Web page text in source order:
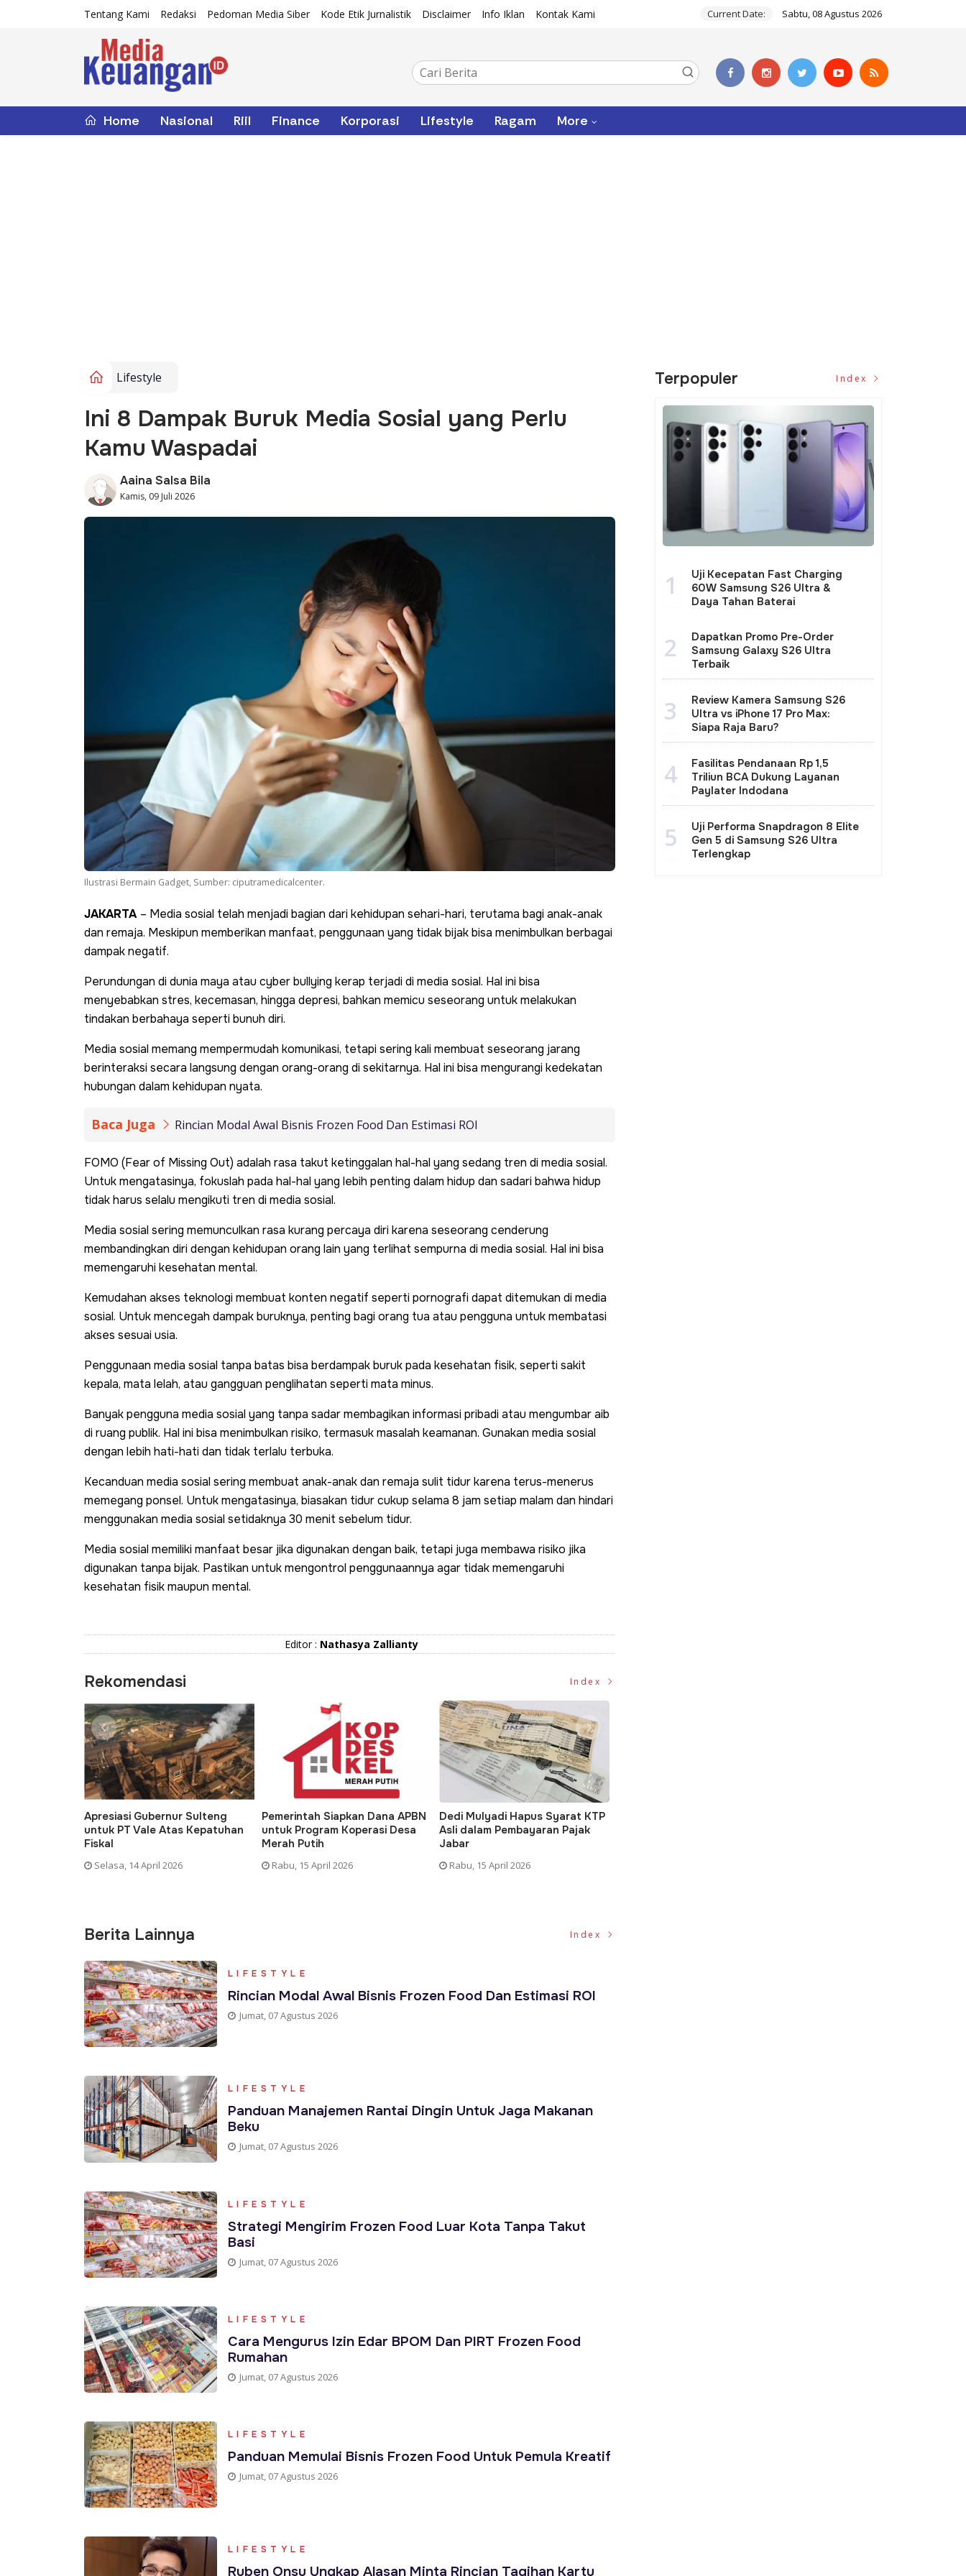
Tentang Kami Redaksi Pedoman Media Siber Kode Etik Jurnalistik Disclaimer Info Iklan Kontak Kami Current Date: Sabtu, 08 Agustus 2026
Home Nasional Riil Finance Korporasi Lifestyle Ragam More
Lifestyle
Ini 8 Dampak Buruk Media Sosial yang Perlu
Kamu Waspadai
Aaina Salsa Bila
Kamis, 09 Juli 2026
Ilustrasi Bermain Gadget, Sumber: ciputramedicalcenter.
JAKARTA – Media sosial telah menjadi bagian dari kehidupan sehari-hari, terutama bagi anak-anak
dan remaja. Meskipun memberikan manfaat, penggunaan yang tidak bijak bisa menimbulkan berbagai
dampak negatif.
Perundungan di dunia maya atau cyber bullying kerap terjadi di media sosial. Hal ini bisa
menyebabkan stres, kecemasan, hingga depresi, bahkan memicu seseorang untuk melakukan
tindakan berbahaya seperti bunuh diri.
Media sosial memang mempermudah komunikasi, tetapi sering kali membuat seseorang jarang
berinteraksi secara langsung dengan orang-orang di sekitarnya. Hal ini bisa mengurangi kedekatan
hubungan dalam kehidupan nyata.
Baca Juga Rincian Modal Awal Bisnis Frozen Food Dan Estimasi ROI
FOMO (Fear of Missing Out) adalah rasa takut ketinggalan hal-hal yang sedang tren di media sosial.
Untuk mengatasinya, fokuslah pada hal-hal yang lebih penting dalam hidup dan sadari bahwa hidup
tidak harus selalu mengikuti tren di media sosial.
Media sosial sering memunculkan rasa kurang percaya diri karena seseorang cenderung
membandingkan diri dengan kehidupan orang lain yang terlihat sempurna di media sosial. Hal ini bisa
memengaruhi kesehatan mental.
Kemudahan akses teknologi membuat konten negatif seperti pornografi dapat ditemukan di media
sosial. Untuk mencegah dampak buruknya, penting bagi orang tua atau pengguna untuk membatasi
akses sesuai usia.
Penggunaan media sosial tanpa batas bisa berdampak buruk pada kesehatan fisik, seperti sakit
kepala, mata lelah, atau gangguan penglihatan seperti mata minus.
Banyak pengguna media sosial yang tanpa sadar membagikan informasi pribadi atau mengumbar aib
di ruang publik. Hal ini bisa menimbulkan risiko, termasuk masalah keamanan. Gunakan media sosial
dengan lebih hati-hati dan tidak terlalu terbuka.
Kecanduan media sosial sering membuat anak-anak dan remaja sulit tidur karena terus-menerus
memegang ponsel. Untuk mengatasinya, biasakan tidur cukup selama 8 jam setiap malam dan hindari
menggunakan media sosial setidaknya 30 menit sebelum tidur.
Media sosial memiliki manfaat besar jika digunakan dengan baik, tetapi juga membawa risiko jika
digunakan tanpa bijak. Pastikan untuk mengontrol penggunaannya agar tidak memengaruhi
kesehatan fisik maupun mental.
Editor : Nathasya Zallianty
Rekomendasi Index
Apresiasi Gubernur Sulteng
untuk PT Vale Atas Kepatuhan
Fiskal
Selasa, 14 April 2026
Pemerintah Siapkan Dana APBN
untuk Program Koperasi Desa
Merah Putih
Rabu, 15 April 2026
Dedi Mulyadi Hapus Syarat KTP
Asli dalam Pembayaran Pajak
Jabar
Rabu, 15 April 2026
Berita Lainnya Index
LIFESTYLE
Rincian Modal Awal Bisnis Frozen Food Dan Estimasi ROI
Jumat, 07 Agustus 2026
LIFESTYLE
Panduan Manajemen Rantai Dingin Untuk Jaga Makanan
Beku
Jumat, 07 Agustus 2026
LIFESTYLE
Strategi Mengirim Frozen Food Luar Kota Tanpa Takut
Basi
Jumat, 07 Agustus 2026
LIFESTYLE
Cara Mengurus Izin Edar BPOM Dan PIRT Frozen Food
Rumahan
Jumat, 07 Agustus 2026
LIFESTYLE
Panduan Memulai Bisnis Frozen Food Untuk Pemula Kreatif
Jumat, 07 Agustus 2026
LIFESTYLE
Ruben Onsu Ungkap Alasan Minta Rincian Tagihan Kartu
Terpopuler Index
1
Uji Kecepatan Fast Charging
60W Samsung S26 Ultra &
Daya Tahan Baterai
2
Dapatkan Promo Pre-Order
Samsung Galaxy S26 Ultra
Terbaik
3
Review Kamera Samsung S26
Ultra vs iPhone 17 Pro Max:
Siapa Raja Baru?
4
Fasilitas Pendanaan Rp 1,5
Triliun BCA Dukung Layanan
Paylater Indodana
5
Uji Performa Snapdragon 8 Elite
Gen 5 di Samsung S26 Ultra
Terlengkap